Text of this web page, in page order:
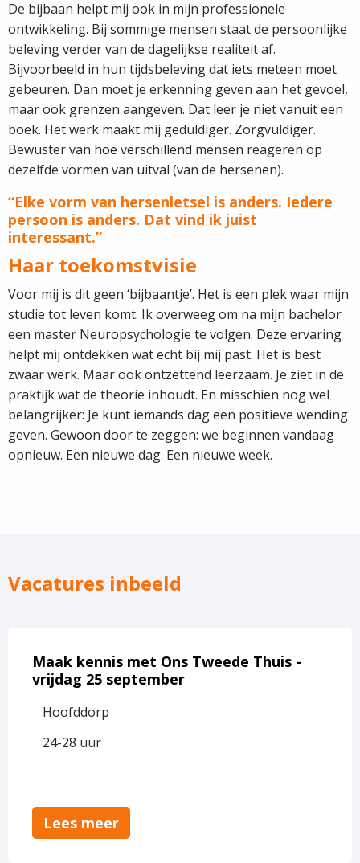
De bijbaan helpt mij ook in mijn professionele
ontwikkeling. Bij sommige mensen staat de persoonlijke
beleving verder van de dagelijkse realiteit af.
Bijvoorbeeld in hun tijdsbeleving dat iets meteen moet
gebeuren. Dan moet je erkenning geven aan het gevoel,
maar ook grenzen aangeven. Dat leer je niet vanuit een
boek. Het werk maakt mij geduldiger. Zorgvuldiger.
Bewuster van hoe verschillend mensen reageren op
dezelfde vormen van uitval (van de hersenen).
“Elke vorm van hersenletsel is anders. Iedere
persoon is anders. Dat vind ik juist
interessant.”
Haar toekomstvisie
Voor mij is dit geen ‘bijbaantje’. Het is een plek waar mijn
studie tot leven komt. Ik overweeg om na mijn bachelor
een master Neuropsychologie te volgen. Deze ervaring
helpt mij ontdekken wat echt bij mij past. Het is best
zwaar werk. Maar ook ontzettend leerzaam. Je ziet in de
praktijk wat de theorie inhoudt. En misschien nog wel
belangrijker: Je kunt iemands dag een positieve wending
geven. Gewoon door te zeggen: we beginnen vandaag
opnieuw. Een nieuwe dag. Een nieuwe week.
Vacatures inbeeld
Maak kennis met Ons Tweede Thuis -
vrijdag 25 september
Hoofddorp
24-28 uur
Lees meer
meer
over
kennis
vrijdag